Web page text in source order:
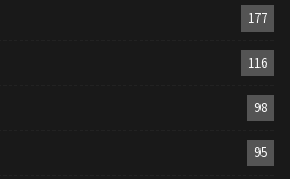
177
116
98
95